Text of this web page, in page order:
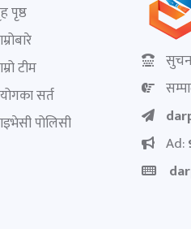
पृष्ठ
टीम
सर्त
पोलिसी
Ad: